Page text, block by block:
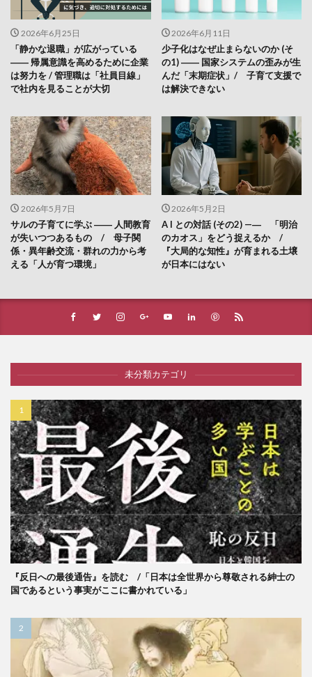
2026年6月25日
「静かな退職」が広がっている
―― 帰属意識を高めるために企業
は努力を / 管理職は「社員目線」
で社内を見ることが大切
2026年6月11日
少子化はなぜ止まらないのか (そ
の1) ―― 国家システムの歪みが生
んだ「末期症状」/ 子育て支援で
は解決できない
2026年5月7日
サルの子育てに学ぶ ―― 人間教育
が失いつつあるもの / 母子関
係・異年齢交流・群れの力から考
える「人が育つ環境」
2026年5月2日
A I との対話 (その2) —― 「明治
のカオス」をどう捉えるか /
『大局的な知性』が育まれる土壌
が日本にはない
未分類カテゴリ
『反日への最後通告』を読む /「日本は全世界から尊敬される紳士の
国であるという事実がここに書かれている」